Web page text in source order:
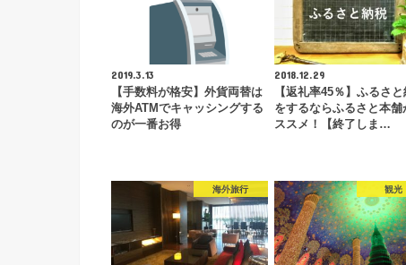
2019.3.13
【手数料が格安】外貨両替は
海外ATMでキャッシングする
のが一番お得
2018.12.29
【返礼率45％】ふるさ
をするならふるさと本舗
ススメ！【終了しま…
海外旅行 観光